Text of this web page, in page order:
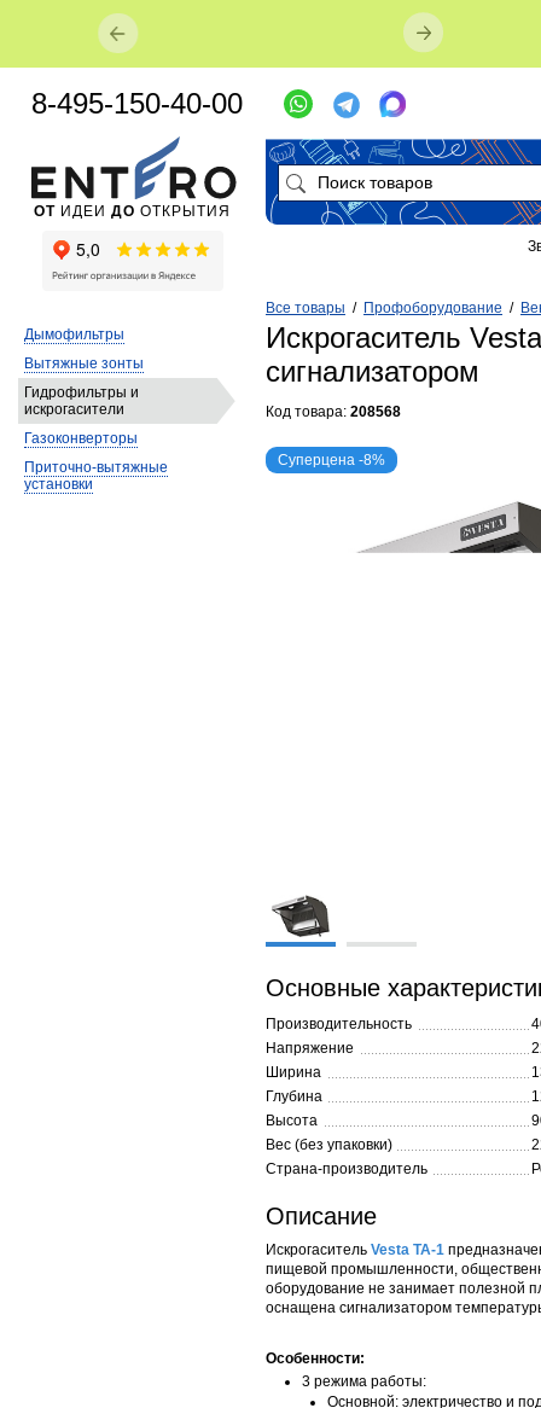
Все товары / Профоборудование /
Искрогаситель
сигнализатором
Код товара: 208568
Суперцена -8%
Основные
Производительность
Напряжение
Ширина
Глубина
Высота
Вес (без упаковки)
Страна-производитель
Описание
Искрогаситель Vesta ТА-1
пищевой промышленности,
оборудование не занимает полезной
оснащена сигнализатором
Особенности:
3 режима работы:
Основной: электричество и
Дымофильтры
Вытяжные зонты
Гидрофильтры и
искрогасители
Газоконверторы
Приточно-вытяжные
установки
ОТ ИДЕИ ДО ОТКРЫТИЯ
8-495-150-40-00